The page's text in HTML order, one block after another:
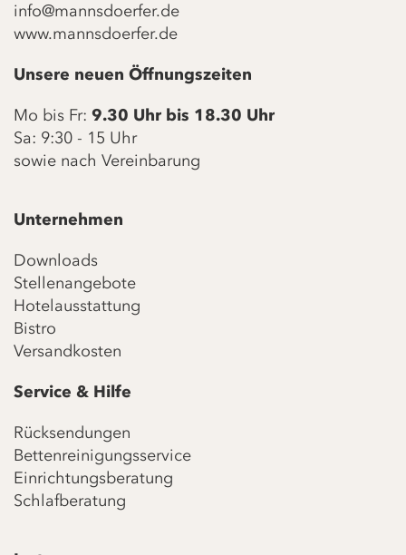
info@mannsdoerfer.de
www.mannsdoerfer.de
Unsere neuen Öffnungszeiten
Mo bis Fr: 9.30 Uhr bis 18.30 Uhr
Sa: 9:30 - 15 Uhr
sowie nach Vereinbarung
Unternehmen
Downloads
Stellenangebote
Hotelausstattung
Bistro
Versandkosten
Service & Hilfe
Rücksendungen
Bettenreinigungsservice
Einrichtungsberatung
Schlafberatung